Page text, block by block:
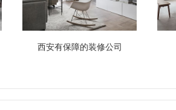
西安有保障的装修公司